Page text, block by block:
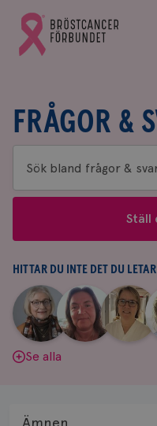
Gå
till
Bröstcancerförbundets
FRÅGOR &
Sök
bland
&
svar
Ställ
HITTAR DU INTE DET DU
Aina
Johnsson
|
Anne
Andersson
Fredrika
Killander
|
Se alla
Ämnen